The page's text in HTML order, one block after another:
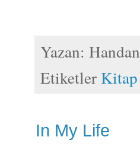
Yazan: Handan
Etiketler Kitap
In My Life